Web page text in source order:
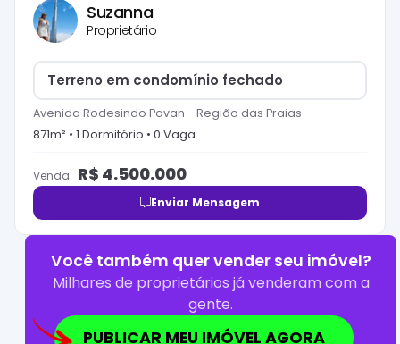
Suzanna
Proprietário
Terreno em condomínio fechado
Avenida Rodesindo Pavan - Região das Praias
871m² • 1 Dormitório • 0 Vaga
Venda R$ 4.500.000
Enviar Mensagem
Você também quer vender seu imóvel?
Milhares de proprietários já venderam com a
gente.
PUBLICAR MEU IMÓVEL AGORA